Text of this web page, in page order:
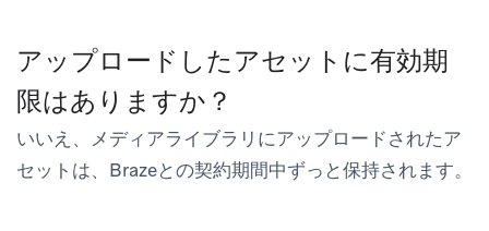
アップロードしたアセットに有効期
限はありますか？
いいえ、メディアライブラリにアップロードされたア
セットは、Brazeとの契約期間中ずっと保持されます。